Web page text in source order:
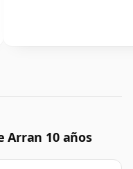
Arran 10 años